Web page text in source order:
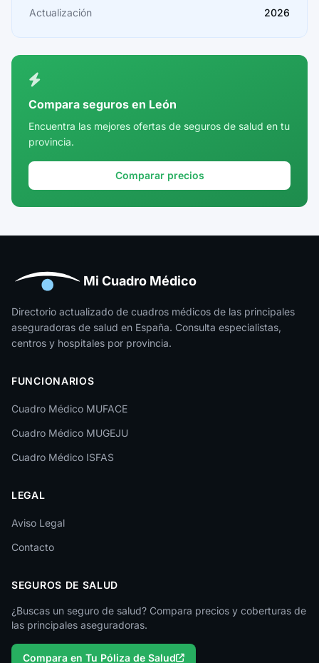
Castellón
Córdoba
Cuenca
Girona
Huesca
Jaén
La Rioja
León
Lleida
Lugo
Málaga
Melilla
Murcia
Palencia
Pontevedra
Actualización
2026
Compara seguros en León
Encuentra las mejores ofertas de seguros de salud en tu
provincia.
Comparar precios
Mi Cuadro Médico
Directorio actualizado de cuadros médicos de las principales
aseguradoras de salud en España. Consulta especialistas,
centros y hospitales por provincia.
FUNCIONARIOS
Cuadro Médico MUFACE
Cuadro Médico MUGEJU
Cuadro Médico ISFAS
LEGAL
Aviso Legal
Contacto
SEGUROS DE SALUD
¿Buscas un seguro de salud? Compara precios y coberturas de
las principales aseguradoras.
Compara en Tu Póliza de Salud